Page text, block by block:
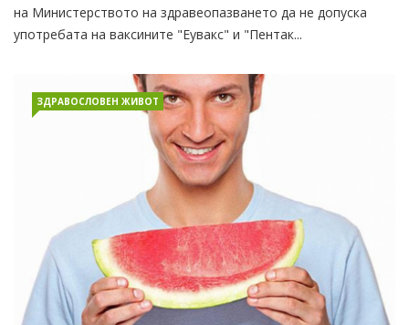
на Министерството на здравеопазването да не допуска
употребата на ваксините "Еувакс" и "Пентак...
ЗДРАВОСЛОВЕН ЖИВОТ